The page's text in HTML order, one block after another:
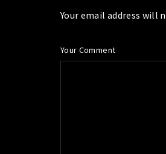
Your email address will
Your Comment